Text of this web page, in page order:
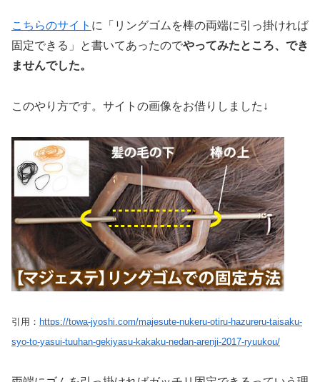
こちらのサイト に「リングゴムを棒の両端に引っ掛ければ
固定できる」と書いてあったのでやってみたところ、でき
ませんでした。
このやり方です。サイトの画像をお借りしました↓
引用： https://towa-jyoshi.com/majesute-nukeru-otiru-hazureru-taisaku-
syo-to-yasui-tuuhan-gekiyasu-kakaku-nedan-arenji-2017-ryuukou/